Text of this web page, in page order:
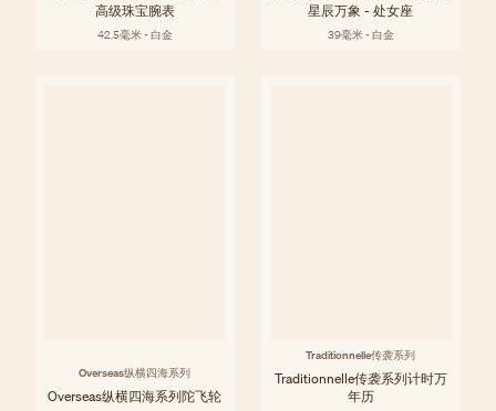
高级珠宝腕表
42.5毫米 - 白金
星辰万象 - 处女座
39毫米 - 白金
Overseas纵横四海系列
Overseas纵横四海系列陀飞轮
Traditionnelle传袭系列
Traditionnelle传袭系列计时万
年历